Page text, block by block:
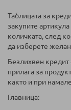
Таблицата за
закупите
количката, след
да изберете
Безлихвен
прилага за
както и при
Главница: